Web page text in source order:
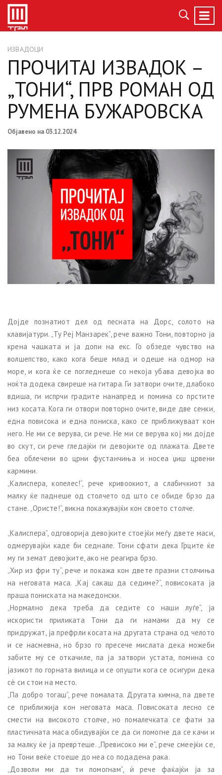
ИЗВАДОЦИ
ПРОЧИТАЈ ИЗВАДОК –
„ТОНИ“, ПРВ РОМАН ОД
РУМЕНА БУЖАРОВСКА
Објавено на 03.12.2024
Дојде познатиот дел од песната на Дорс, солото на
клавијатури. „Ту Реј Манзарек“, рече важно Тони, повторно ја
крена чашката и ја допи на екс. Го обзеде чувство на
волшепство, како кога беше млад и одеше на одмор на
море, и кога ќе се погледнеше со некоја убава девојка во
ноќта додека свиреше на гитара. Ги затвори очите, длабоко
вдиша, ги испрчи градите нанапред и помина со прстите
низ косата. Кога ги отвори повторно очите, виде две сенки,
една повисока и една пониска, како се приближуваат кон
него. Не ми се верува, си рече. Не ми се верува кој ми дојде
во скут, си рече гледајќи ги девојките од плажата. Двете
беа облечени во црни фустанчиња и носеа џиш црвени
кармини.
„Калиспера, копелес!“, рече кривоокиот, а слабичкиот за
малку ќе паднеше од столчето од што се обиде брзо да
стане. „Ористе!“, викна покажувајќи кон своето столче.
„Калиспера“, одговорија девојките стоејќи меѓу двете маси,
одмерувајќи каде би седнале. Тони сфати дека Грците ќе
му ги земат девојките, ако не реагира брзо.
„Хир из фри ту“, рече и покажа кон двете празни столчиња
на неговата маса. „Кај сакаш да седиме?“, повисоката ја
праша пониската на македонски.
„Нормално дека треба да седите со наши луѓе“, ја
искористи приликата Тони да ги намами да му се
придружат, ја префрли косата на другата страна од челото
и се насмевна, но брзо го пресече мислата дека можеби
забите му се откачиле, па ја затвори устата, помина со
јазикот по горната вилица и се опушти кога се осигури дека
сѐ си стои на место.
„Па добро тогаш“, рече помалата. Другата кимна, па двете
се приближија кон неговата маса. Повисоката лесно се
смести на високото столче, но помалечката се фати за
пластичната маса обидувајќи се да си помогне да се качи и
за малку ќе ја превртеше. „Превисоко ми е“, рече смеејќи се,
но Тони веќе стоеше до неа со подадена рака.
„Дозволи ми да ти помогнам“, ѝ рече фаќајќи ја за